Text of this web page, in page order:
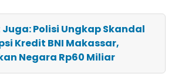
Polisi Ungkap Skandal
Kredit BNI Makassar,
Negara Rp60 Miliar